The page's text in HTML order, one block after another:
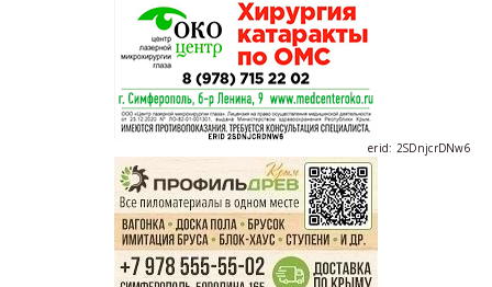
erid: 2SDnjcrDNw6